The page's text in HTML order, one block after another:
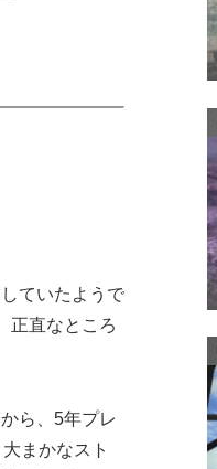
していたようで
正直なところ
ら、5年プレ
まかなスト